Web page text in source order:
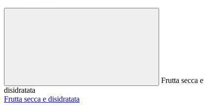
Frutta secca e
disidratata
Frutta secca e disidratata